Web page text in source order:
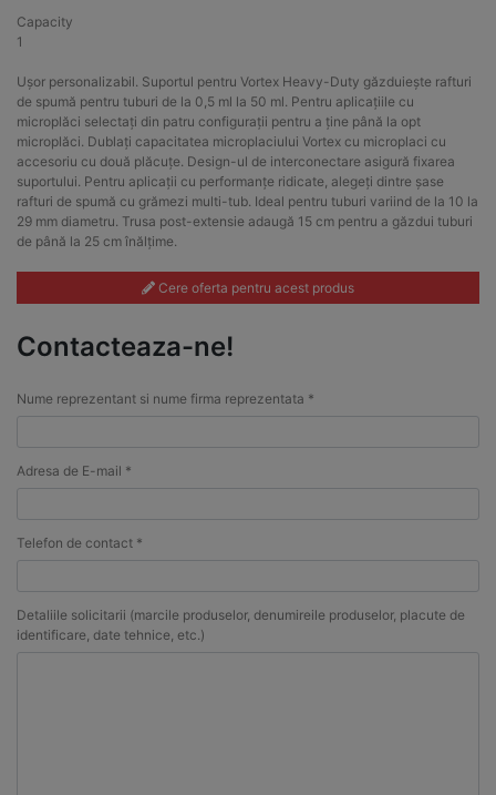
Capacity
1
Ușor personalizabil. Suportul pentru Vortex Heavy-Duty găzduiește rafturi
de spumă pentru tuburi de la 0,5 ml la 50 ml. Pentru aplicațiile cu
microplăci selectați din patru configurații pentru a ține până la opt
microplăci. Dublați capacitatea microplaciului Vortex cu microplaci cu
accesoriu cu două plăcuțe. Design-ul de interconectare asigură fixarea
suportului. Pentru aplicații cu performanțe ridicate, alegeți dintre șase
rafturi de spumă cu grămezi multi-tub. Ideal pentru tuburi variind de la 10 la
29 mm diametru. Trusa post-extensie adaugă 15 cm pentru a găzdui tuburi
de până la 25 cm înălțime.
Cere oferta pentru acest produs
Contacteaza-ne!
Nume reprezentant si nume firma reprezentata *
Adresa de E-mail *
Telefon de contact *
Detaliile solicitarii (marcile produselor, denumireile produselor, placute de
identificare, date tehnice, etc.)